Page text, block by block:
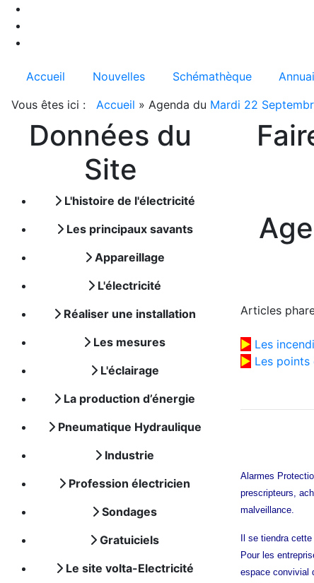
Accueil Nouvelles Schémathèque
Vous êtes ici :
Accueil » Agenda du Mardi 22
Données du
Site
L'histoire de l'électricité
Les principaux savants
Appareillage
L'électricité
Réaliser une installation
Les mesures
L'éclairage
La production d’énergie
Pneumatique Hydraulique
Industrie
Profession électricien
Sondages
Gratuiciels
Le site volta-Electricité
Articles
► Les
► Les points
Alarmes
prescripteurs,
malveillance.
Il se tiendra
Pour les
espace convivial